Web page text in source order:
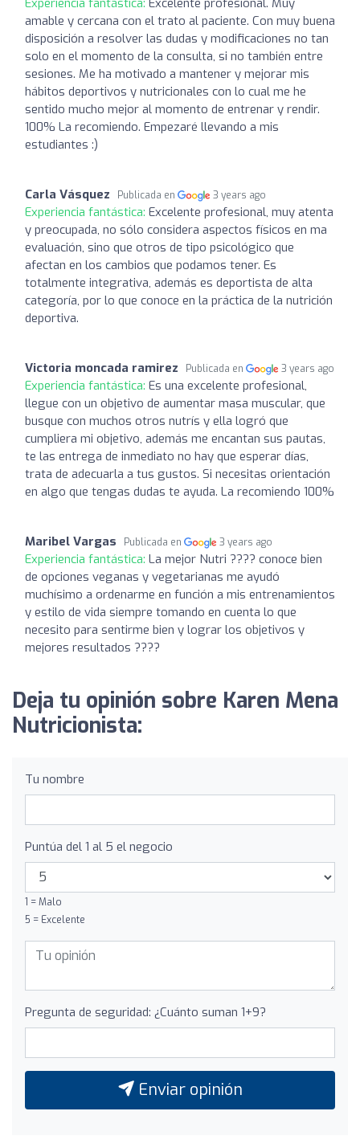
amable y cercana con el trato al paciente. Con muy buena
disposición a resolver las dudas y modificaciones no tan
solo en el momento de la consulta, si no también entre
sesiones. Me ha motivado a mantener y mejorar mis
hábitos deportivos y nutricionales con lo cual me he
sentido mucho mejor al momento de entrenar y rendir.
100% La recomiendo. Empezaré llevando a mis
estudiantes :)
Carla Vásquez Publicada en 3 years ago
Experiencia fantástica: Excelente profesional, muy atenta
y preocupada, no sólo considera aspectos físicos en ma
evaluación, sino que otros de tipo psicológico que
afectan en los cambios que podamos tener. Es
totalmente integrativa, además es deportista de alta
categoría, por lo que conoce en la práctica de la nutrición
deportiva.
Victoria moncada ramirez Publicada en 3 years ago
Experiencia fantástica: Es una excelente profesional,
llegue con un objetivo de aumentar masa muscular, que
busque con muchos otros nutrís y ella logró que
cumpliera mi objetivo, además me encantan sus pautas,
te las entrega de inmediato no hay que esperar días,
trata de adecuarla a tus gustos. Si necesitas orientación
en algo que tengas dudas te ayuda. La recomiendo 100%
Maribel Vargas Publicada en 3 years ago
Experiencia fantástica: La mejor Nutri ???? conoce bien
de opciones veganas y vegetarianas me ayudó
muchísimo a ordenarme en función a mis entrenamientos
y estilo de vida siempre tomando en cuenta lo que
necesito para sentirme bien y lograr los objetivos y
mejores resultados ????
Deja tu opinión sobre Karen Mena
Nutricionista:
Tu nombre
Puntúa del 1 al 5 el negocio
1 = Malo
5 = Excelente
Pregunta de seguridad: ¿Cuánto suman 1+9?
Enviar opinión